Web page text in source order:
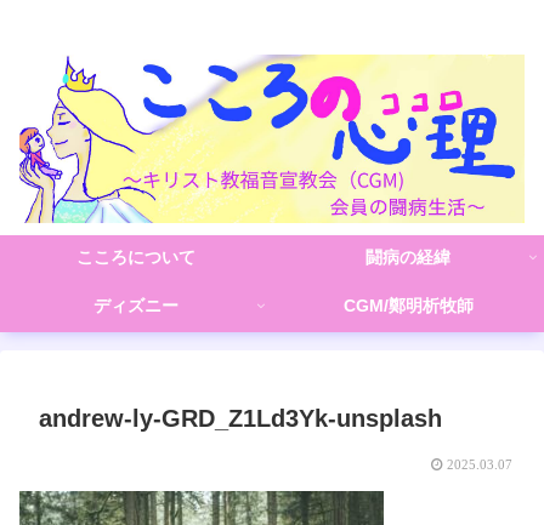
こころについて 闘病の経緯
ディズニー CGM/鄭明析牧師
andrew-ly-GRD_Z1Ld3Yk-unsplash
2025.03.07